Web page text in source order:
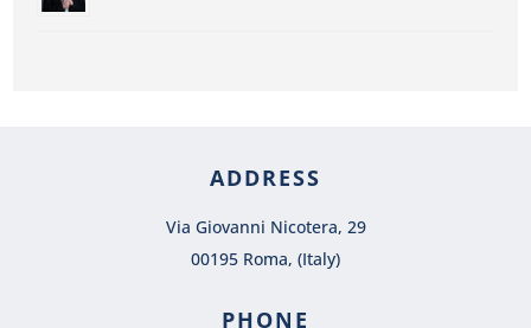
ADDRESS
Via Giovanni Nicotera, 29
00195 Roma, (Italy)
PHONE